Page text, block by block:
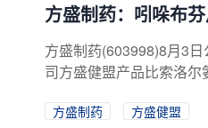
方盛制药：吲哚布
方盛制药(603998)8月3
司方盛健盟产品比索洛
方盛制药
方盛健盟